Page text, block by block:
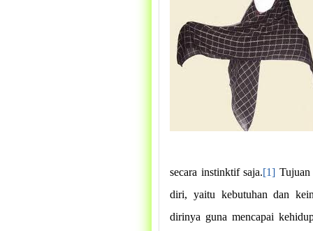
secara instinktif saja.[1] Tujuan
diri, yaitu kebutuhan dan
dirinya guna mencapai